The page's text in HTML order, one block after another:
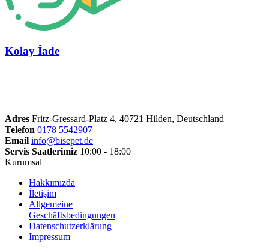
Kolay İade
Adres Fritz-Gressard-Platz 4, 40721 Hilden, Deutschland
Telefon 0178 5542907
Email info@bisepet.de
Servis Saatlerimiz 10:00 - 18:00
Kurumsal
Hakkımızda
İletişim
Allgemeine
Geschäftsbedingungen
Datenschutzerklärung
Impressum